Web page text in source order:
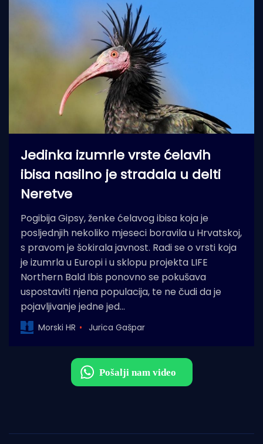
Jedinka izumrle vrste ćelavih
ibisa nasilno je stradala u delti
Neretve
Pogibija Gipsy, ženke ćelavog ibisa koja je
posljednjih nekoliko mjeseci boravila u Hrvatskoj,
s pravom je šokirala javnost. Radi se o vrsti koja
je izumrla u Europi i u sklopu projekta LIFE
Northern Bald Ibis ponovno se pokušava
uspostaviti njena populacija, te ne čudi da je
pojavljivanje jedne jed…
Morski HR Jurica Gašpar